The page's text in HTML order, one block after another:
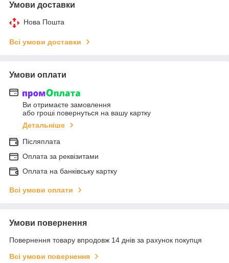
Умови доставки
Нова Пошта
Всі умови доставки
Умови оплати
Ви отримаєте замовлення
або гроші повернуться на вашу картку
Детальніше
Післяплата
Оплата за реквізитами
Оплата на банківську картку
Всі умови оплати
Умови повернення
Повернення товару впродовж 14 днів за рахунок покупця
Всі умови повернення